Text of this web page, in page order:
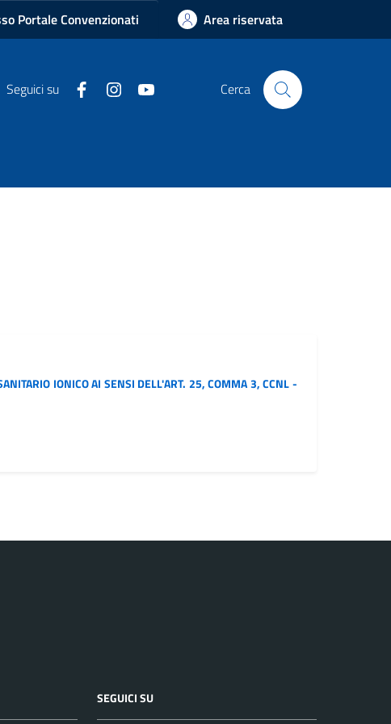
Portale Convenzionati Area riservata
Seguici su FacebookInstagram Cerca
IONICO AI SENSI DELL'ART. 25, COMMA 3, CCNL -
SEGUICI SU